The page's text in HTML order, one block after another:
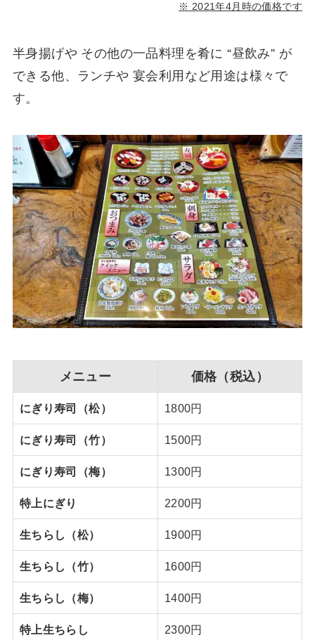
※ 2021年4月時の価格です
半身揚げや その他の一品料理を肴に “昼飲み” が
できる他、ランチや 宴会利用など用途は様々で
す。
メニュー 価格（税込）
にぎり寿司（松） 1800円
にぎり寿司（竹） 1500円
にぎり寿司（梅） 1300円
特上にぎり 2200円
生ちらし（松） 1900円
生ちらし（竹） 1600円
生ちらし（梅） 1400円
特上生ちらし 2300円